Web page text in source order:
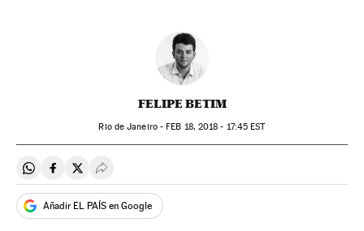
FELIPE BETIM
Rio de Janeiro -FEB 18, 2018 - 17:45 EST
Compartir en Whatsapp
Compartir en Facebook
Compartir en Twitter
Desplegar Redes Sociales
Añadir EL PAÍS en Google